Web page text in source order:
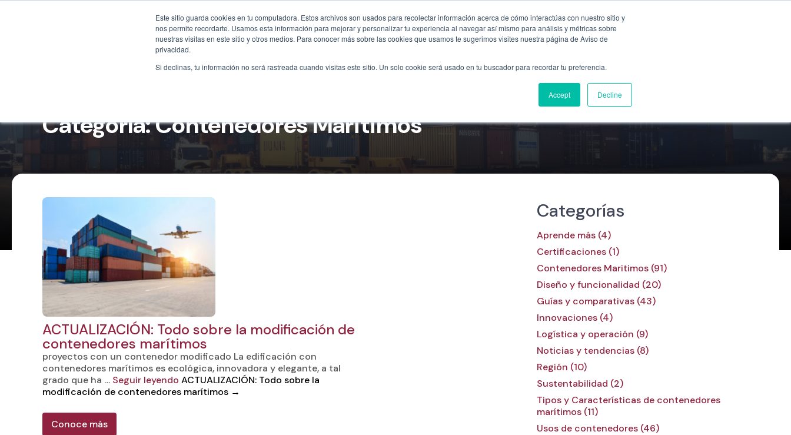
Este sitio guarda cookies en tu computadora. Estos archivos son usados para recolectar información acerca de cómo interactúas con nuestro sitio y
nos permite recordarte. Usamos esta información para mejorar y personalizar tu experiencia al navegar así mismo para análisis y métricas sobre
nuestras visitas en este sitio y otros medios. Para conocer más sobre las cookies que usamos te sugerimos visites nuestra página de Aviso de
privacidad.
Si declinas, tu información no será rastreada cuando visitas este sitio. Un solo cookie será usado en tu buscador para recordar tu preferencia.
Accept Decline
Soluciones
Categoría: Contenedores Maritimos
ACTUALIZACIÓN: Todo sobre la modificación de
contenedores marítimos
proyectos con un contenedor modificado La edificación con
contenedores marítimos es ecológica, innovadora y elegante, a tal
grado que ha … Seguir leyendo ACTUALIZACIÓN: Todo sobre la
modificación de contenedores marítimos →
Conoce más
Categorías
Aprende más (4)
Certificaciones (1)
Contenedores Maritimos (91)
Diseño y funcionalidad (20)
Guías y comparativas (43)
Innovaciones (4)
Logística y operación (9)
Noticias y tendencias (8)
Región (10)
Sustentabilidad (2)
Tipos y Características de contenedores
marítimos (11)
Usos de contenedores (46)